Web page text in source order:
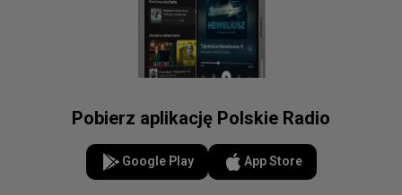
Pobierz aplikację Polskie Radio
Google Play App Store